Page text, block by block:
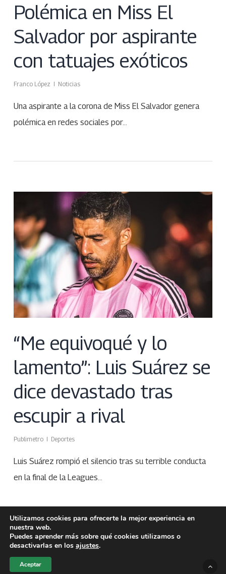
Polémica en Miss El
Salvador por aspirante
con tatuajes exóticos
Franco López Noticias
Una aspirante a la corona de Miss El Salvador genera
polémica en redes sociales por…
“Me equivoqué y lo
lamento”: Luis Suárez se
dice devastado tras
escupir a rival
Publimetro Deportes
Luis Suárez rompió el silencio tras su terrible conducta
en la final de la Leagues…
Utilizamos cookies para ofrecerte la mejor experiencia en
nuestra web.
Puedes aprender más sobre qué cookies utilizamos o
desactivarlas en los ajustes.
Aceptar